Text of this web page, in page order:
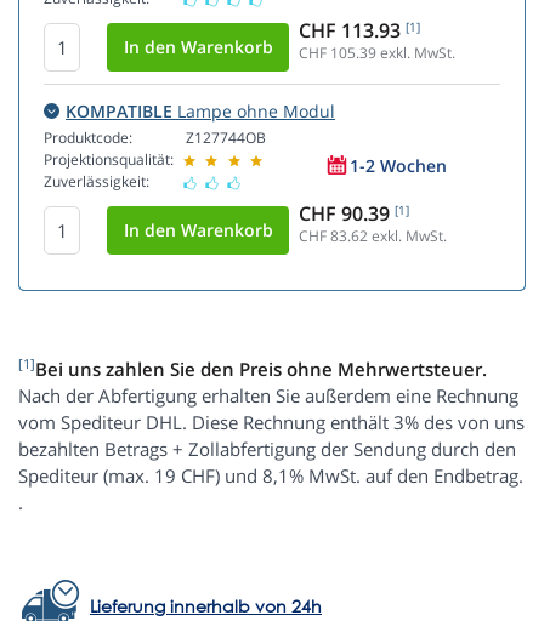
CHF 113.93 [1]
CHF 105.39exkl. MwSt.
KOMPATIBLE Lampe ohne Modul
Produktcode:
Projektionsqualität:
Zuverlässigkeit:
Z127744OB
1-2 Wochen
CHF 90.39 [1]
CHF 83.62exkl. MwSt.
[1]Bei uns zahlen Sie den Preis ohne Mehrwertsteuer.
Nach der Abfertigung erhalten Sie außerdem eine Rechnung
vom Spediteur DHL. Diese Rechnung enthält 3% des von uns
bezahlten Betrags + Zollabfertigung der Sendung durch den
Spediteur (max. 19 CHF) und 8,1% MwSt. auf den Endbetrag.
.
Lieferung innerhalb von 24h